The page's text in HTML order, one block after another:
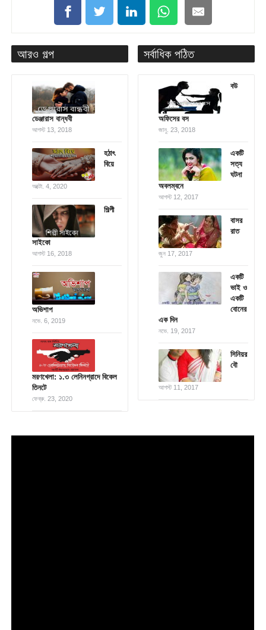
আরও গল্প
ডেঞ্জারাস বান্ধবী
আগস্ট 13, 2018
হঠাৎ
বিয়ে
অক্টো. 4, 2020
শিল্পী
সাইকো
আগস্ট 16, 2018
অভিশাপ
নভে. 6, 2019
মরণখেলা: ১.৩ লেনিনগ্রাদে বিকেল
তিনটে
ফেব্রু. 23, 2020
সর্বাধিক পঠিত
বউ
অফিসের বস
জানু. 23, 2018
একটি
সত্য
ঘটনা
অবলম্বনে
আগস্ট 12, 2017
বাসর
রাত
জুন 17, 2017
একটি
ভাই ও
একটি
বোনের
এক দিন
নভে. 19, 2017
সিনিয়র
বৌ
আগস্ট 11, 2017